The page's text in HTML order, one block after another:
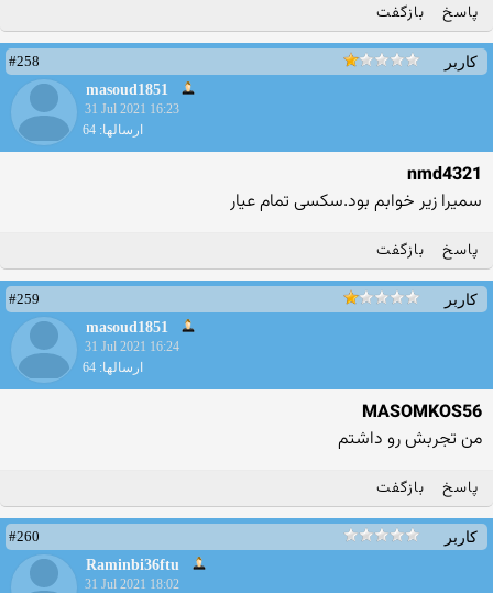
پاسخ بازگفت
کاربر
#258
masoud1851
31 Jul 2021 16:23
ارسالها: 64
nmd4321
سمیرا زیر خوابم بود.سکسی تمام عیار
پاسخ بازگفت
کاربر
#259
masoud1851
31 Jul 2021 16:24
ارسالها: 64
MASOMKOS56
من تجربش رو داشتم
پاسخ بازگفت
کاربر
#260
Raminbi36ftu
31 Jul 2021 18:02